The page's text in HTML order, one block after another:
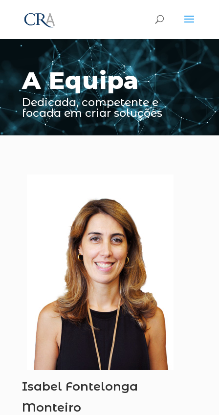
Reprodutor
A Equipa
Dedicada, competente e
focada em criar soluções
Isabel Fontelonga
Monteiro